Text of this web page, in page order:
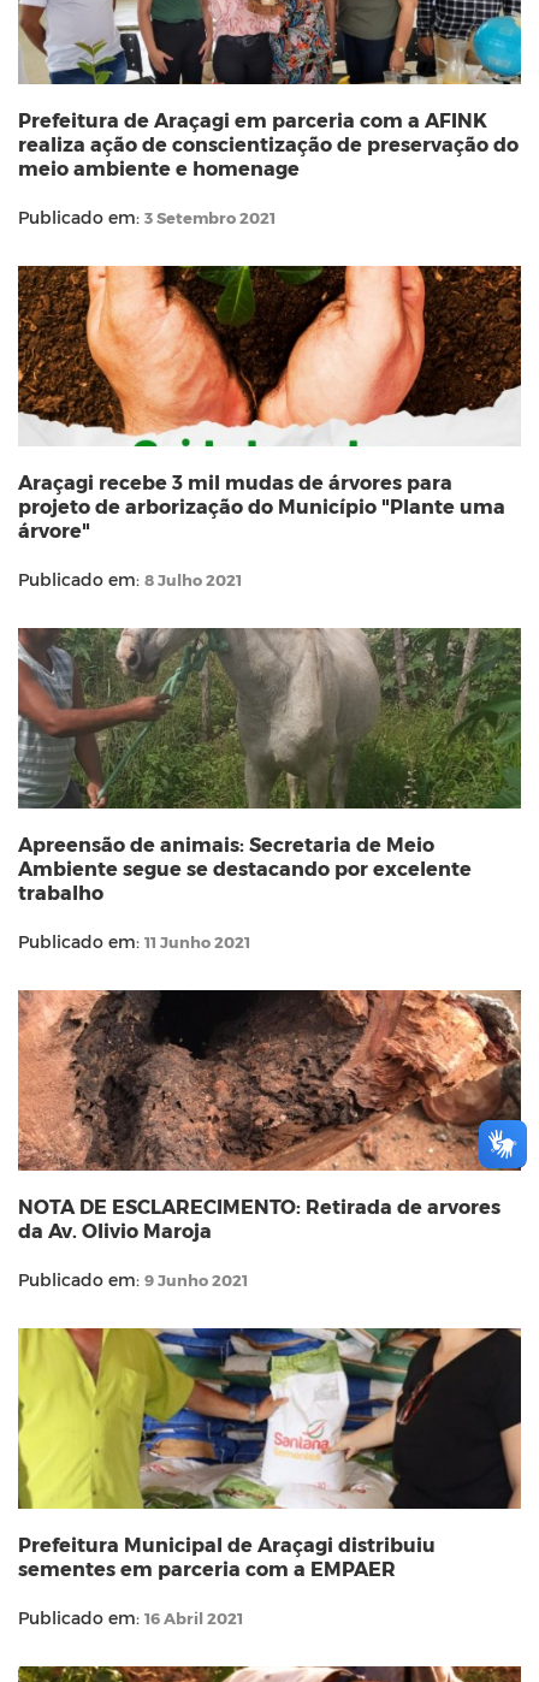
Prefeitura de Araçagi em parceria com a AFINK
realiza ação de conscientização de preservação do
meio ambiente e homenage
Publicado em: 3 Setembro 2021
Araçagi recebe 3 mil mudas de árvores para
projeto de arborização do Município "Plante uma
árvore"
Publicado em: 8 Julho 2021
Apreensão de animais: Secretaria de Meio
Ambiente segue se destacando por excelente
trabalho
Publicado em: 11 Junho 2021
NOTA DE ESCLARECIMENTO: Retirada de arvores
da Av. Olivio Maroja
Publicado em: 9 Junho 2021
Prefeitura Municipal de Araçagi distribuiu
sementes em parceria com a EMPAER
Publicado em: 16 Abril 2021